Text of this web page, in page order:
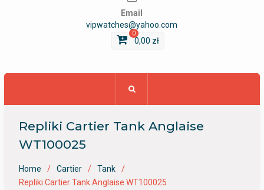
Email
vipwatches@yahoo.com
0
0,00 zł
Repliki Cartier Tank Anglaise
WT100025
Home Cartier
Tank
Repliki Cartier Tank Anglaise WT100025